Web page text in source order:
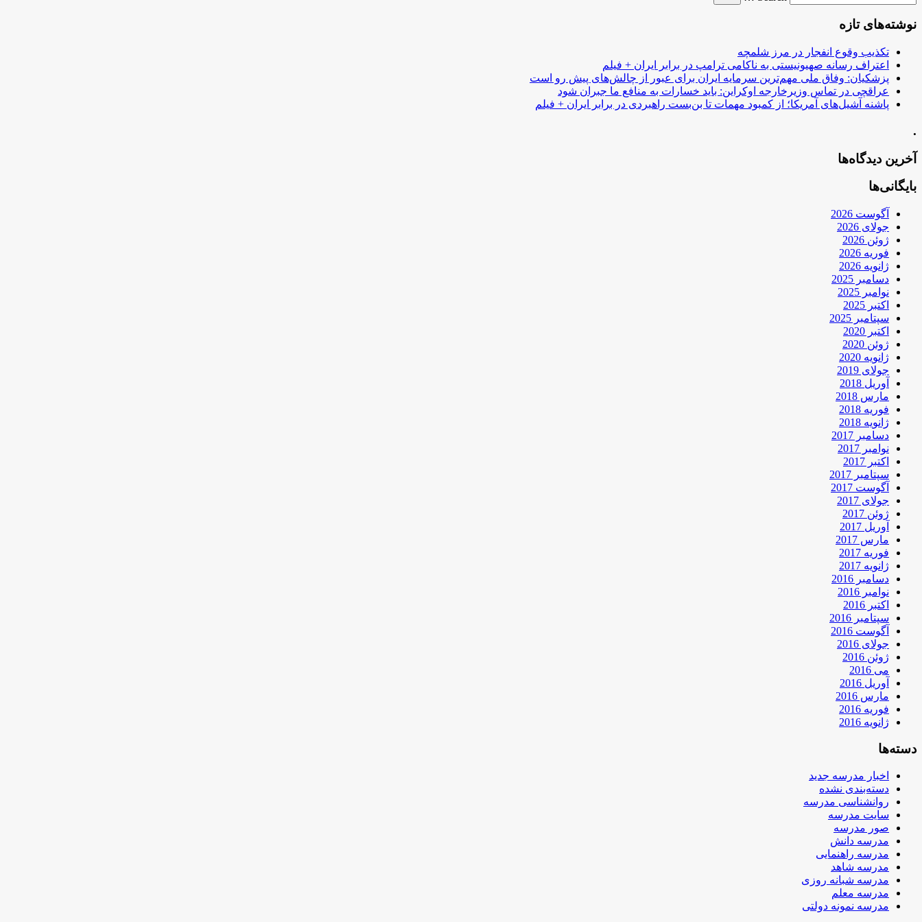
نوشته‌های تازه
تکذیب وقوع انفجار در مرز شلمچه
اعتراف رسانه صهیونیستی به ناکامی ترامپ در برابر ایران + فیلم
پزشکیان: وفاق ملی مهم‌ترین سرمایه ایران برای عبور از چالش‌های پیش رو است
عراقچی در تماس وزیرخارجه اوکراین: باید خسارات به منافع ما جبران شود
پاشنه آشیل‌های آمریکا؛ از کمبود مهمات تا بن‌بست راهبردی در برابر ایران + فیلم
.
آخرین دیدگاه‌ها
بایگانی‌ها
آگوست 2026
جولای 2026
ژوئن 2026
فوریه 2026
ژانویه 2026
دسامبر 2025
نوامبر 2025
اکتبر 2025
سپتامبر 2025
اکتبر 2020
ژوئن 2020
ژانویه 2020
جولای 2019
آوریل 2018
مارس 2018
فوریه 2018
ژانویه 2018
دسامبر 2017
نوامبر 2017
اکتبر 2017
سپتامبر 2017
آگوست 2017
جولای 2017
ژوئن 2017
آوریل 2017
مارس 2017
فوریه 2017
ژانویه 2017
دسامبر 2016
نوامبر 2016
اکتبر 2016
سپتامبر 2016
آگوست 2016
جولای 2016
ژوئن 2016
می 2016
آوریل 2016
مارس 2016
فوریه 2016
ژانویه 2016
دسته‌ها
اخبار مدرسه جدید
دسته‌بندی نشده
روانشناسی مدرسه
سایت مدرسه
صور مدرسه
مدرسه دانش
مدرسه راهنمایی
مدرسه شاهد
مدرسه شبانه روزی
مدرسه معلم
مدرسه نمونه دولتی